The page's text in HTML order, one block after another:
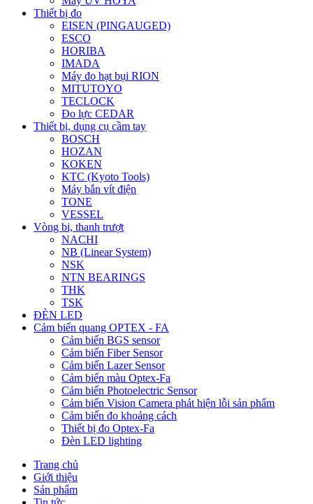
Thiết bị đo
EISEN (PINGAUGED)
ESCO
HORIBA
IMADA
Máy đo hạt bụi RION
MITUTOYO
TECLOCK
Đo lực CEDAR
Thiết bị, dụng cụ cầm tay
BOSCH
HOZAN
KOKEN
KTC (Kyoto Tools)
Máy bắn vít điện
TONE
VESSEL
Vòng bi, thanh trượt
NACHI
NB (Linear System)
NSK
NTN BEARINGS
THK
TSK
ĐÈN LED
Cảm biến quang OPTEX - FA
Cảm biến BGS sensor
Cảm biến Fiber Sensor
Cảm biến Lazer Sensor
Cảm biến màu Optex-Fa
Cảm biến Photoelectric Sensor
Cảm biến Vision Camera phát hiện lỗi sản phẩm
Cảm biến đo khoảng cách
Thiết bị đo Optex-Fa
Đèn LED lighting
Trang chủ
Giới thiệu
Sản phẩm